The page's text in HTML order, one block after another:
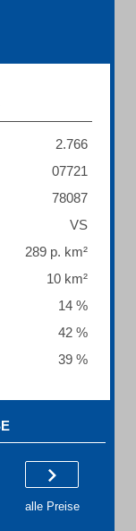
2.766
07721
78087
VS
289 p. km²
10 km²
14 %
42 %
39 %
alle Preise